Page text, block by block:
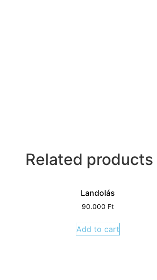
Related products
Landolás
90.000 Ft
Add to cart